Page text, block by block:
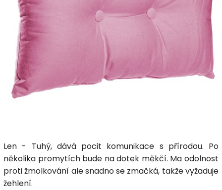
Len - Tuhý, dává pocit komunikace s přírodou. Po
několika promytích bude na dotek měkčí. Ma odolnost
proti žmolkování ale snadno se zmačká, takže vyžaduje
žehlení.